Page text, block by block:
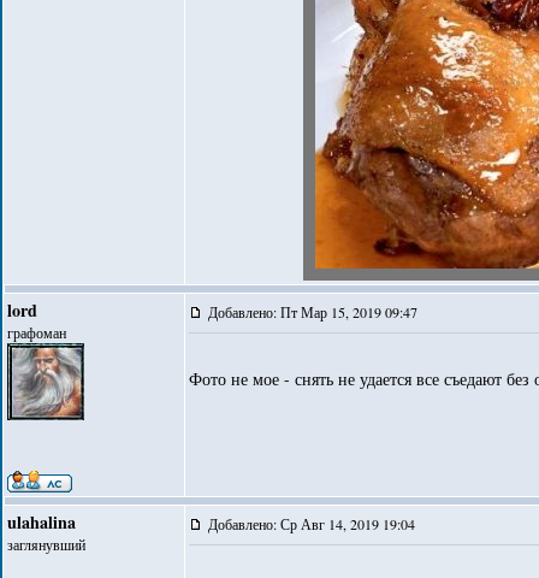
lord
графоман
Добавлено: Пт Мар 15, 2019 09:47
Фото не мое - снять не удается все съедают без
ulahalina
заглянувший
Добавлено: Ср Авг 14, 2019 19:04